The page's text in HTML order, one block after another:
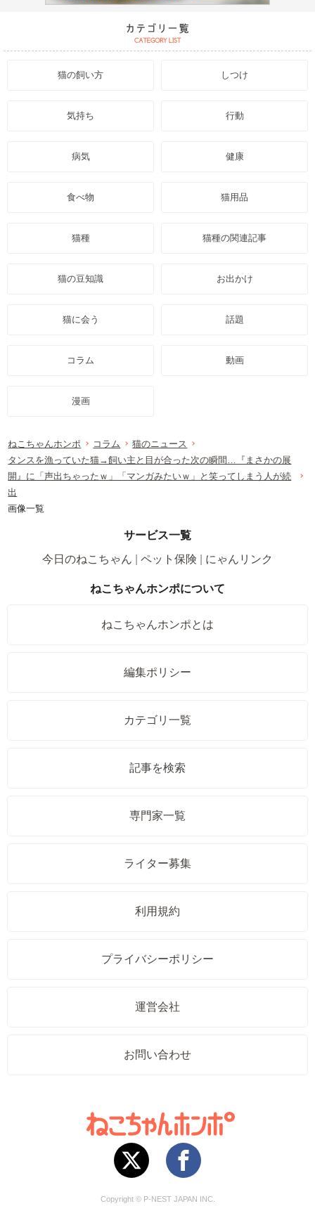
猫の飼い方 しつけ
気持ち 行動
病気 健康
食べ物 猫用品
猫種 猫種の関連記事
猫の豆知識 お出かけ
猫に会う 話題
コラム 動画
漫画
ねこちゃんホンポ コラム
猫のニュース
タンスを漁っていた猫→飼い主と目が合った次の瞬間…『まさかの展
開』に「声出ちゃったｗ」「マンガみたいｗ」と笑ってしまう人が続
出
画像一覧
サービス一覧
今日のねこちゃん
ペット保険 にゃんリンク
ねこちゃんホンポについて
ねこちゃんホンポとは
編集ポリシー
カテゴリ一覧
記事を検索
専門家一覧
ライター募集
利用規約
プライバシーポリシー
運営会社
お問い合わせ
Copyright © P-NEST JAPAN INC.